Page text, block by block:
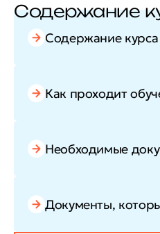
Содержание
Содержание курса
Как проходит
Необходимые
Документы,